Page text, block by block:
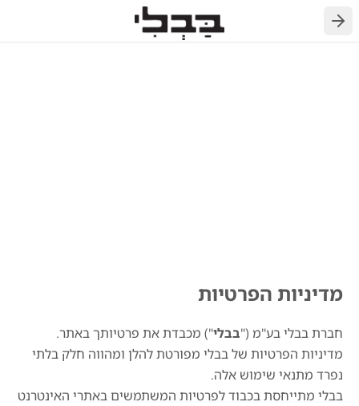
חזרה
מדיניות הפרטיות
חברת בבלי בע''מ ("בבלי") מכבדת את פרטיותך באתר.
מדיניות הפרטיות של בבלי מפורטת להלן ומהווה חלק בלתי
נפרד מתנאי שימוש אלה.
בבלי מתייחסת בכבוד לפרטיות המשתמשים באתרי האינטרנט